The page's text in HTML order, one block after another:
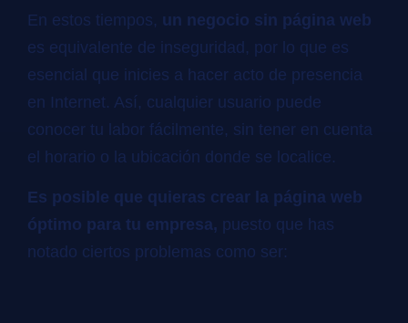
En estos tiempos, un negocio sin página web
es equivalente de inseguridad, por lo que es
esencial que inicies a hacer acto de presencia
en Internet. Así, cualquier usuario puede
conocer tu labor fácilmente, sin tener en cuenta
el horario o la ubicación donde se localice.
Es posible que quieras crear la página web
óptimo para tu empresa, puesto que has
notado ciertos problemas como ser: